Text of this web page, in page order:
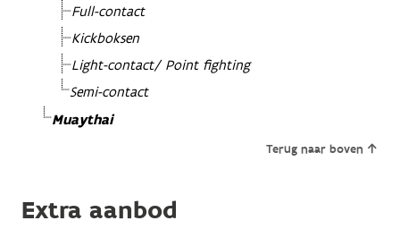
Full-contact
Kickboksen
Light-contact/ Point fighting
Semi-contact
Muaythai
Terug naar boven
Extra aanbod